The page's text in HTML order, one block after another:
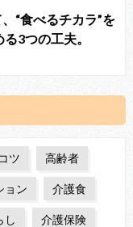
“食べるチカラ”を
3つの工夫。
ツ 高齢者
ョン 介護食
し 介護保険